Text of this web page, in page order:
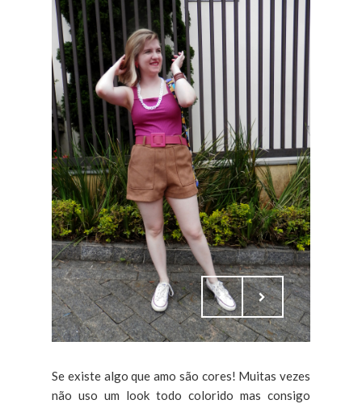
Se existe algo que amo são cores! Muitas vezes
não uso um look todo colorido mas consigo